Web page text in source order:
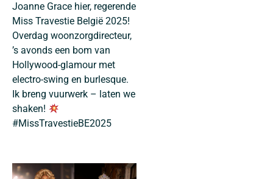
Joanne Grace hier, regerende
Miss Travestie België 2025!
Overdag woonzorgdirecteur,
’s avonds een bom van
Hollywood-glamour met
electro-swing en burlesque.
Ik breng vuurwerk – laten we
shaken!
#MissTravestieBE2025